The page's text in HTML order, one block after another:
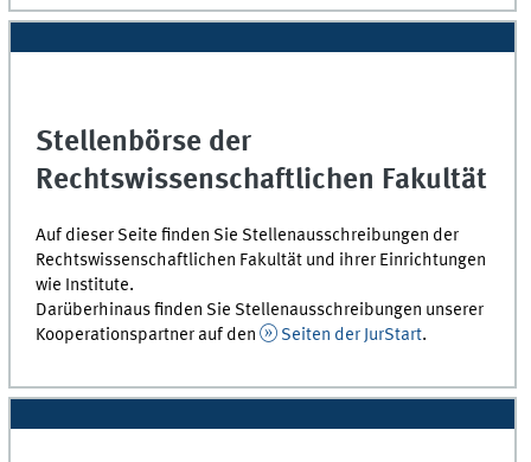
Stellenbörse der
Rechtswissenschaftlichen Fakultät
Auf dieser Seite finden Sie Stellenausschreibungen der
Rechtswissenschaftlichen Fakultät und ihrer Einrichtungen
wie Institute.
Darüberhinaus finden Sie Stellenausschreibungen unserer
Kooperationspartner auf den
Seiten der JurStart.